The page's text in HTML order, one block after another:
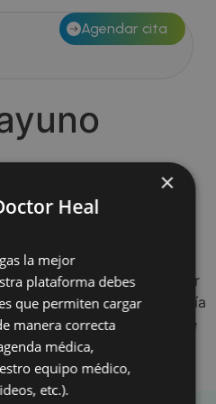
Agendar cita
Una guía práctica
ayuno intermitente puede
salud? Si has escuchado
pero no sabes por
lugar correcto! En esta guía
toda la información que
viaje hacia el ayuno
×
Heal
la mejor
plataforma debes
que permiten cargar
manera correcta
médica,
equipo médico,
etc.).